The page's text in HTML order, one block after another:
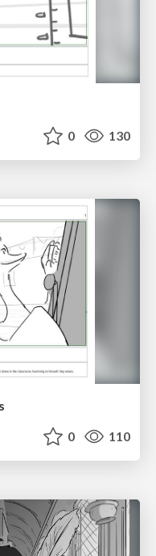
0 130
0 110